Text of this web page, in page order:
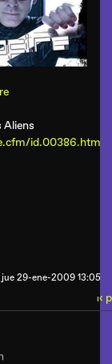
Aliens
id.00386.htm
29-ene-2009 13:05
ı‹